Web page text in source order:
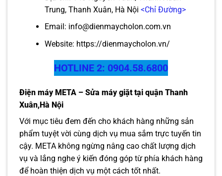
Trung, Thanh Xuân, Hà Nội <Chỉ Đường>
Email: info@dienmaycholon.com.vn
Website: https://dienmaycholon.vn/
HOTLINE 2: 0904.58.6800
Điện máy META – Sửa máy giặt tại quận Thanh
Xuân,Hà Nội
Với mục tiêu đem đến cho khách hàng những sản
phẩm tuyệt vời cùng dịch vụ mua sắm trực tuyến tin
cậy. META không ngừng nâng cao chất lượng dịch
vụ và lắng nghe ý kiến đóng góp từ phía khách hàng
để hoàn thiện dịch vụ một cách tốt nhất.